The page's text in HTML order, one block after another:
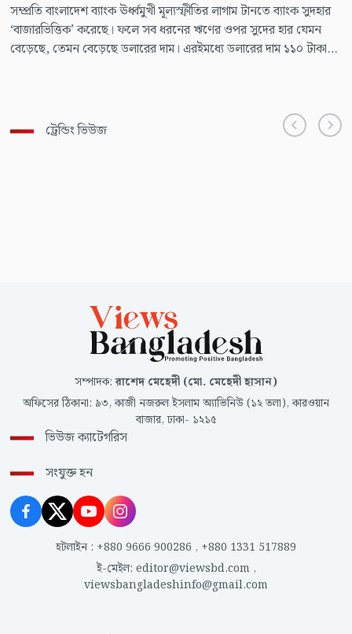
সম্প্রতি বাংলাদেশ ব্যাংক ঊর্ধ্বমুখী মূল্যস্ফীতির লাগাম টানতে ব্যাংক সুদহার
‘বাজারভিত্তিক’ করেছে। ফলে সব ধরনের ঋণের ওপর সুদের হার যেমন
বেড়েছে, তেমন বেড়েছে ডলারের দাম। এরইমধ্যে ডলারের দাম ১১০ টাকা
ট্রেন্ডিং ভিউজ
সম্পাদক:রাশেদ মেহেদী (মো. মেহেদী হাসান)
অফিসের ঠিকানা: ৯৩, কাজী নজরুল ইসলাম অ্যাভিনিউ (১২ তলা), কারওয়ান
বাজার, ঢাকা- ১২১৫
ভিউজ ক্যাটেগরিস
সংযুক্ত হন
হটলাইন : +880 9666 900286 , +880 1331 517889
ই-মেইল: editor@viewsbd.com,
viewsbangladeshinfo@gmail.com